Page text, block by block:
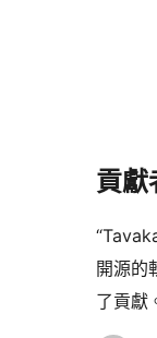
貢獻
開源的
了貢獻